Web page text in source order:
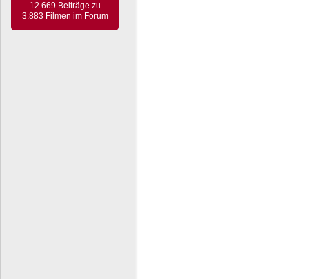
12.669 Beiträge zu
3.883 Filmen im Forum